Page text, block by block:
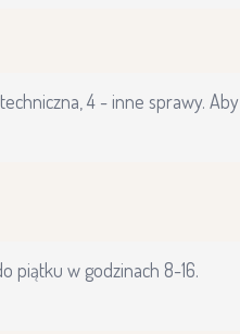
4 - inne sprawy. Aby
piątku w godzinach 8-16.